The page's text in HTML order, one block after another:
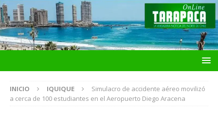
INICIO IQUIQUE
Simulacro de accidente aéreo movilizó
a cerca de 100 estudiantes en el Aeropuerto Diego Aracena